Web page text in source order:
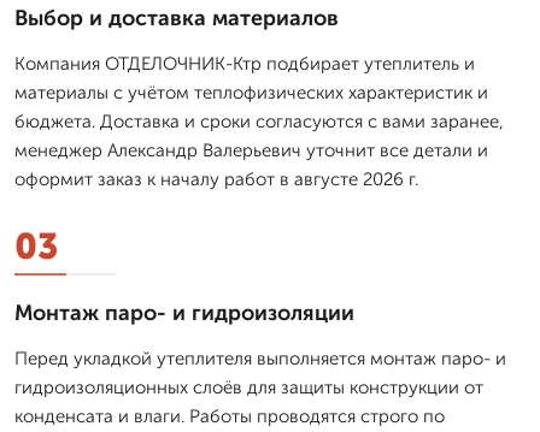
Выбор и доставка материалов
Компания ОТДЕЛОЧНИК-Ктр подбирает утеплитель и
материалы с учётом теплофизических характеристик и
бюджета. Доставка и сроки согласуются с вами заранее,
менеджер Александр Валерьевич уточнит все детали и
оформит заказ к началу работ в августе 2026 г.
03
Монтаж паро- и гидроизоляции
Перед укладкой утеплителя выполняется монтаж паро- и
гидроизоляционных слоёв для защиты конструкции от
конденсата и влаги. Работы проводятся строго по